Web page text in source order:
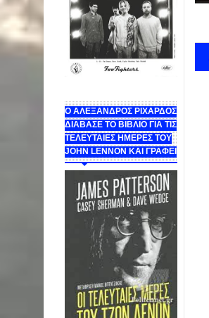
Ο ΑΛΕΞΑΝΔΡΟΣ ΡΙΧΑΡΔΟΣ
ΔΙΑΒΑΣΕ ΤΟ ΒΙΒΛΙΟ ΓΙΑ ΤΙΣ
ΤΕΛΕΥΤΑΙΕΣ ΗΜΕΡΕΣ ΤΟΥ
JOHN LENNON ΚΑΙ ΓΡΑΦΕΙ